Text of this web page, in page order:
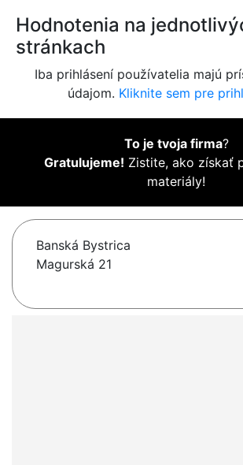
Hodnotenia na
stránkach
Iba prihlásení používatelia majú
údajom. Kliknite sem pre
To je tvoja firma?
Gratulujeme! Zistite, ako získať
materiály!
Banská Bystrica
Magurská 21